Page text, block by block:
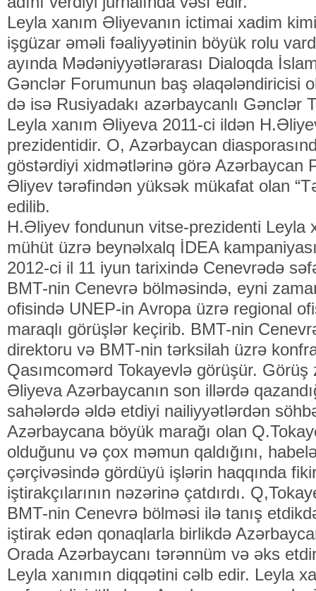
Leyla xanım Əliyevanın ictimai xadim
işgüzar əməli fəaliyyətinin böyük rolu
ayında Mədəniyyətlərarası Dialoqda
Gənclər Forumunun baş əlaqələndiricisi
də isə Rusiyadakı azərbaycanlı Gənclər
Leyla xanım Əliyeva 2011-ci ildən
prezidentidir. O, Azərbaycan
göstərdiyi xidmətlərinə görə Azərbaycan
Əliyev tərəfindən yüksək mükafat olan
edilib.
H.Əliyev fondunun vitse-prezidenti Leyla
mühüt üzrə beynəlxalq İDEA
2012-ci il 11 iyun tarixində Cenevrədə
BMT-nin Cenevrə bölməsində, eyni
ofisində UNEP-in Avropa üzrə regional
maraqlı görüşlər keçirib. BMT-nin
direktoru və BMT-nin tərksilah üzrə
Qasımcomərd Tokayevlə görüşür. Görüş
Əliyeva Azərbaycanın son illərdə
sahələrdə əldə etdiyi nailiyyətlərdən
Azərbaycana böyük marağı olan
olduğunu və çox məmun qaldığını,
çərçivəsində gördüyü işlərin haqqında
iştirakçılarının nəzərinə çatdırdı.
BMT-nin Cenevrə bölməsi ilə tanış
iştirak edən qonaqlarla birlikdə
Orada Azərbaycanı tərənnüm və əks
Leyla xanımın diqqətini cəlb edir. Leyla